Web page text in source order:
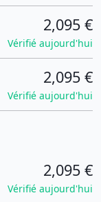
2,095 €
Vérifié aujourd'hui
2,095 €
Vérifié aujourd'hui
2,095 €
Vérifié aujourd'hui